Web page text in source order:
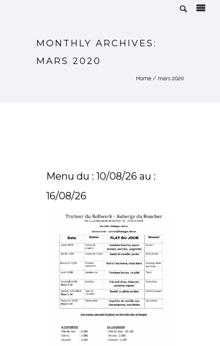
MONTHLY ARCHIVES:
MARS 2020
Home / mars 2020
Menu du : 10/08/26 au :
16/08/26